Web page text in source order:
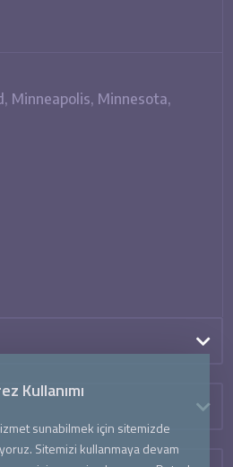
Minneapolis, Minnesota,
Kullanımı
sunabilmek için sitemizde
Sitemizi kullanmaya devam